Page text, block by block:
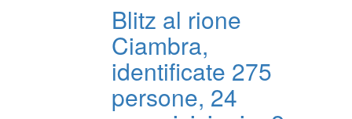
Blitz al rione
Ciambra,
identificate 275
persone, 24